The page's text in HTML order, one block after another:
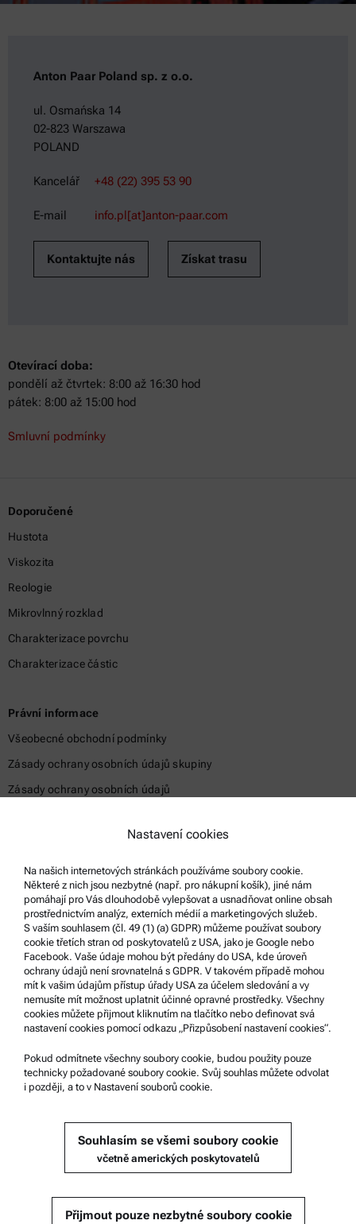
Anton Paar Poland sp. z o.o.
ul. Osmańska 14
02-823 Warszawa
POLAND
Kancelář +48 (22) 395 53 90
E-mail info.pl[at]anton-paar.com
Kontaktujte nás Získat trasu
Otevírací doba:
pondělí až čtvrtek: 8:00 až 16:30 hod
pátek: 8:00 až 15:00 hod
Smluvní podmínky
Doporučené
Hustota
Viskozita
Reologie
Mikrovlnný rozklad
Charakterizace povrchu
Charakterizace částic
Právní informace
Všeobecné obchodní podmínky
Zásady ochrany osobních údajů skupiny
Zásady ochrany osobních údajů
Ochranné známky
Systém oznamování nekalých praktik
Podpora produktů
Certifikovaný servis Anton Paar
Prohlášení o bezpečnosti
Technická centra společnosti Anton Paar
Informace o společnosti
Nastavení cookies
Na našich internetových stránkách používáme soubory cookie.
Některé z nich jsou nezbytné (např. pro nákupní košík), jiné nám
pomáhají pro Vás dlouhodobě vylepšovat a usnadňovat online obsah
prostřednictvím analýz, externích médií a marketingových služeb.
S vaším souhlasem (čl. 49 (1) (a) GDPR) můžeme používat soubory
cookie třetích stran od poskytovatelů z USA, jako je Google nebo
Facebook. Vaše údaje mohou být předány do USA, kde úroveň
ochrany údajů není srovnatelná s GDPR. V takovém případě mohou
mít k vašim údajům přístup úřady USA za účelem sledování a vy
nemusíte mít možnost uplatnit účinné opravné prostředky. Všechny
cookies můžete přijmout kliknutím na tlačítko nebo definovat svá
nastavení cookies pomocí odkazu „Přizpůsobení nastavení cookies“.
Pokud odmítnete všechny soubory cookie, budou použity pouze
technicky požadované soubory cookie. Svůj souhlas můžete odvolat
i později, a to v Nastavení souborů cookie.
Souhlasím se všemi soubory cookie
včetně amerických poskytovatelů
Přijmout pouze nezbytné soubory cookie